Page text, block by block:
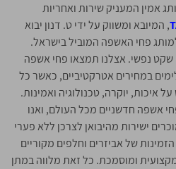
אמין המעניק שירות ואחריות
, המיובא ומשווק על ידי ט. דנון יבוא
מאז 2020, נחשב למותג פחי האשפה המוביל בישראל.
נפשי. אצלנו תמצאו פחי אשפה
במחירים אטרקטיביים, כאשר כל
איכות, יוקרה, טכנולוגיה ואמינות.
אשפה חדשניים מכל העולם, ואנו
ישירות מהיבואן לצרכן ללא פערי
של אביזרים וחלפים מקוריים
ומוסמכת. כל זאת מלווה במתן